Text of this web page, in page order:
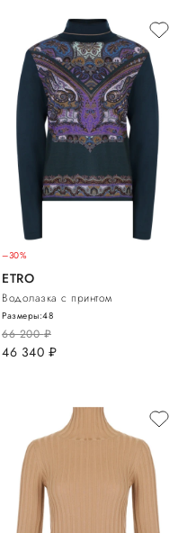
–30%
ETRO
Водолазка с принтом
66 200руб.
46 340 руб.
Размеры:48